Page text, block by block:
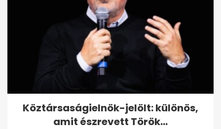
Verdens beste: a norvég „világ
legjobb tortája” receptje...
Köztársaságielnök-jelölt: különös,
amit észrevett Török...